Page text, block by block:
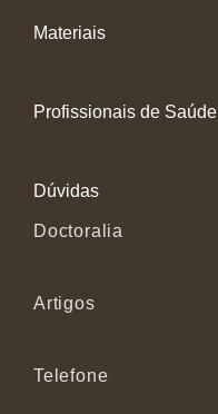
Materiais
Profissionais de Saúde
Dúvidas
Doctoralia
Artigos
Telefone